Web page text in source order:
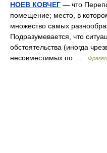
НОЕВ КОВЧЕГ — что
помещение; место, в
множество самых
Подразумевается, что
обстоятельства (иногда
несовместимых по …